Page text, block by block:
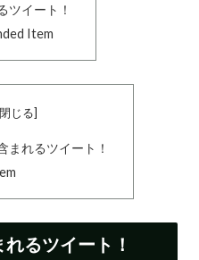
ツイート！
Item
まれるツイート！
れるツイート！